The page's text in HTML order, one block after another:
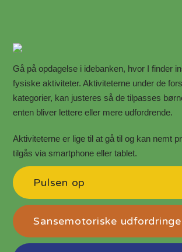
Gå på opdagelse i idebanken, hvor I finder
fysiske aktiviteter.Aktiviteterne under de
kategorier, kan justeres så de tilpasses
enten bliver lettere eller mere udfordrende.
Aktiviteterne er lige til at gå til og kan nemt
tilgås via smartphone eller tablet.
Pulsen op
Sansemotoriske